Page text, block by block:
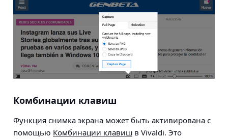
Комбинации клавиш
Функция снимка экрана может быть активирована с
помощью Комбинации клавиш в Vivaldi. Это